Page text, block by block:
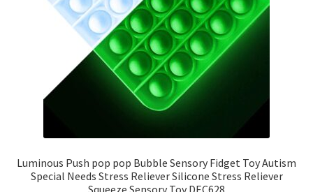
Luminous Push pop pop Bubble Sensory Fidget Toy Autism
Special Needs Stress Reliever Silicone Stress Reliever